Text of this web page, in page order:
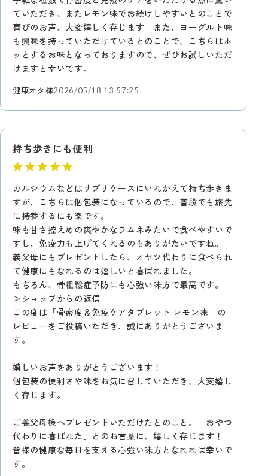
ていただき、またレモン味でお続けしやすいとのことで
喜びのお声、大変嬉しく存じます。また、ヨーグルト味
も興味を持っていただけているとのことで、こちらはホ
ッとするお味となっておりますので、ぜひお試しいただ
けますと幸いです。
健康オタ様2026/05/18 13:57:25
持ち歩きにも便利
カルシウムなどはサプリケースにいれかえて持ち歩きま
すが、こちらは個包装になっているので、普段でも旅先
に持参するにも楽です。
味も甘さ控えめの爽やかなラムネみたいで食べやすいで
すし、免疫力も上げてくれるのもありがたいですね。
義父母にもプレゼントしたら、オヤツ代わりに食べられ
て健康にもなれるのは嬉しいと喜ばれました。
もちろん、骨粗鬆症予防にも心強い味方で最高です。
＞ショップからの返信
この度は「骨密度＆免疫ケアタブレット レモン味」の
レビューをご投稿いただき、誠にありがとうございま
す。
嬉しいお声をありがとうございます！
個包装の便利さや味をお気に召していただき、大変嬉し
く存じます。
ご義父母様へプレゼントいただけたとのこと。「おやつ
代わりに喜ばれた」とのお言葉に、嬉しく存じます！
皆様の健康な毎日を支える心強い味方となれれば幸いで
す。